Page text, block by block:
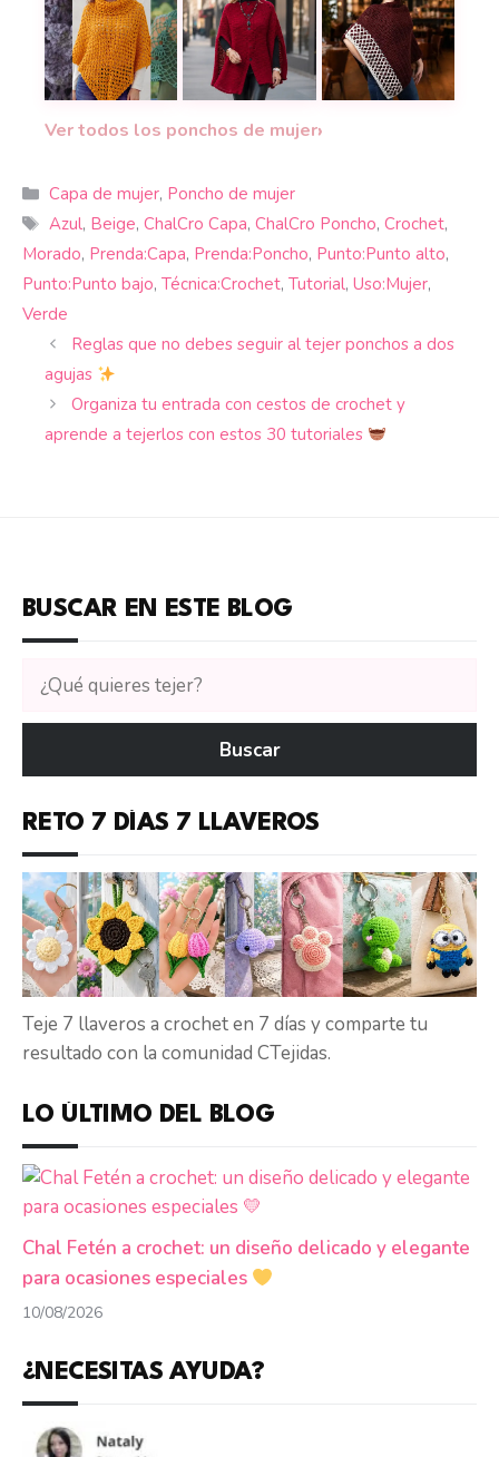
¿Cuándo vestir ponchos? 12 tutoriales de
Este poncho caperuza combina
Poncho marroquí
Ver todos los ponchos de mujer›
Categorías
Capa de mujer, Poncho de mujer
Etiquetas
Azul, Beige, ChalCro Capa, ChalCro Poncho, Crochet,
Morado, Prenda:Capa, Prenda:Poncho, Punto:Punto alto,
Punto:Punto bajo, Técnica:Crochet, Tutorial, Uso:Mujer,
Verde
Reglas que no debes seguir al tejer ponchos a dos
agujas
Organiza tu entrada con cestos de crochet y
aprende a tejerlos con estos 30 tutoriales
BUSCAR EN ESTE BLOG
Buscar
tutoriales
en
Buscar
RETO 7 DÍAS 7 LLAVEROS
Teje 7 llaveros a crochet en 7 días y comparte tu
resultado con la comunidad CTejidas.
LO ÚLTIMO DEL BLOG
Chal Fetén a crochet: un diseño delicado y elegante
para ocasiones especiales
10/08/2026
¿NECESITAS AYUDA?